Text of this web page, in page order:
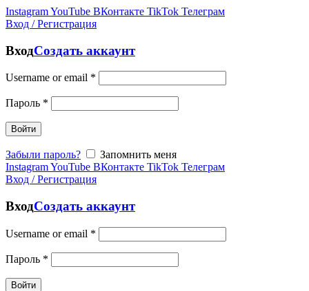
InstagramYouTube ВКонтакте TikTok Телеграм
Вход / Регистрация
ВходСоздать аккаунт
Username or email *
Пароль *
Войти
Забыли пароль?
Запомнить меня
InstagramYouTube ВКонтакте TikTok Телеграм
Вход / Регистрация
ВходСоздать аккаунт
Username or email *
Пароль *
Войти